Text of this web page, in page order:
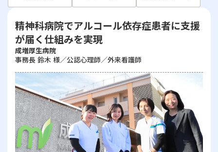
精神科病院でアルコール依存症患者に支援
が届く仕組みを実現
成増厚生病院
事務長 鈴木 様／公認心理師／外来看護師